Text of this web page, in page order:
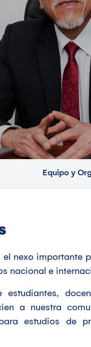
Equipo y
nexo importante
nacional e
a nuestra
estudios de